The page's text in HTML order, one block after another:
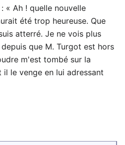
« Ah ! quelle nouvelle
été trop heureuse. Que
atterré. Je ne vois plus
que M. Turgot est hors
m'est tombé sur la
le venge en lui adressant